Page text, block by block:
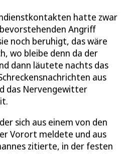
hatte zwar
Angriff
noch beruhigt, das wäre
wo bleibe denn da der
dann läutete nachts das
aus
das Nervengewitter
sich aus einem von den
Vorort meldete und aus
zitierte, in der festen